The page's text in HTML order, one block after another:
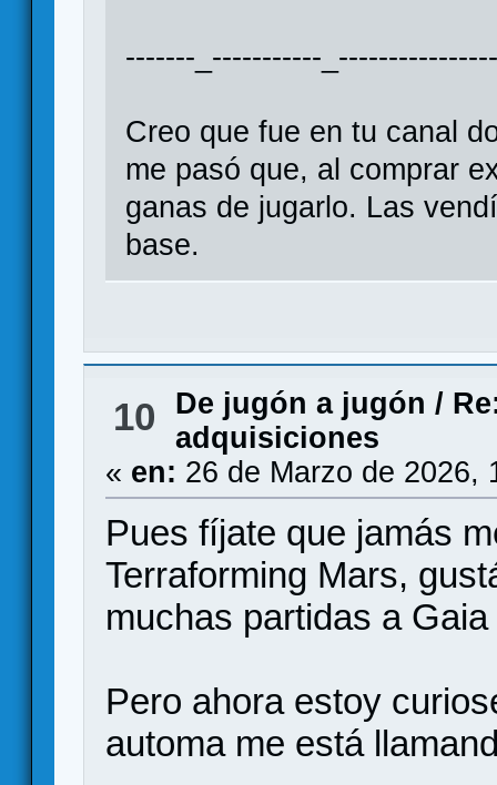
-------_-----------
Creo que fue en tu canal
me pasó que, al comprar
ganas de jugarlo. Las
base.
10 De jugón a jugón /
adquisiciones
« en: 26 de Marzo de 2026,
Pues fíjate que jamás
Terraforming Mars,
muchas partidas a
Pero ahora estoy
automa me está